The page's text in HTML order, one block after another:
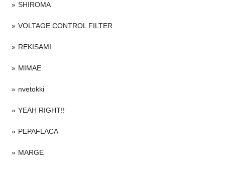
SHIROMA
VOLTAGE CONTROL FILTER
REKISAMI
MIMAE
nvetokki
YEAH RIGHT!!
PEPAFLACA
MARGE